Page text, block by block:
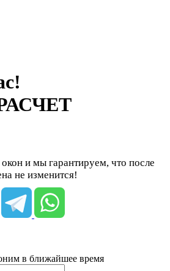
и мы гарантируем, что после
не изменится!
в ближайшее время